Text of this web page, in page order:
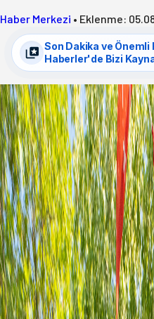
Haber Merkezi • Eklenme:
Son Dakika ve
Haberler'de Bizi